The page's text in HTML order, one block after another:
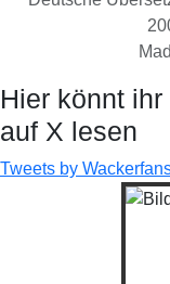
Hier könnt
auf X lesen
Tweets by